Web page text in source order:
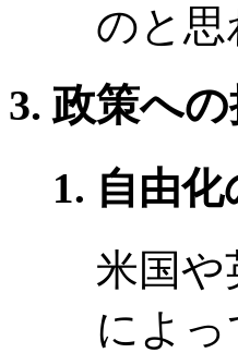
のと思
政策へ
自由
米国や
によ